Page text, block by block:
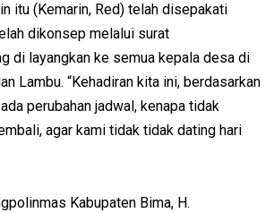
itu (Kemarin, Red) telah disepakati
dikonsep melalui surat
di layangkan ke semua kepala desa di
Lambu. “Kehadiran kita ini, berdasarkan
perubahan jadwal, kenapa tidak
agar kami tidak tidak dating hari
Kabupaten Bima, H.